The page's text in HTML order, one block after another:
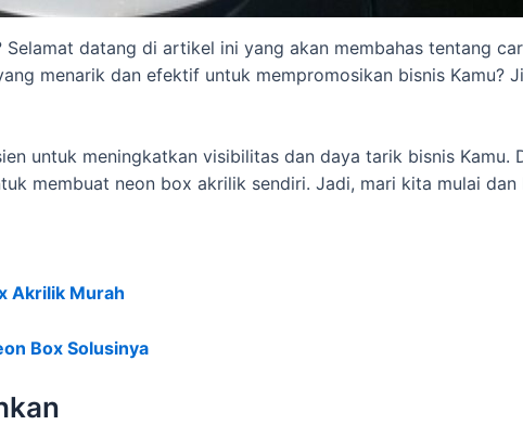
Selamat datang di artikel ini yang akan membahas tentang
menarik dan efektif untuk mempromosikan bisnis Kamu?
untuk meningkatkan visibilitas dan daya tarik bisnis Kamu.
membuat neon box akrilik sendiri. Jadi, mari kita mulai dan
Akrilik Murah
Box Solusinya